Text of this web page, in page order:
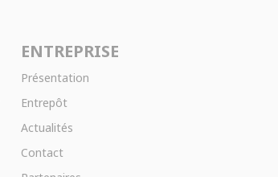
ENTREPRISE
Présentation
Entrepôt
Actualités
Contact